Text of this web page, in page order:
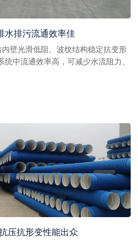
水排污流通效率佳
内壁光滑低阻、波纹结构稳定抗变形
统中流通效率高，可减少水流阻力、
压抗形变性能出众